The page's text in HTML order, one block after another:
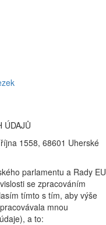
ÚDAJŮ
1558, 68601 Uherské
parlamentu a Rady EU
se zpracováním
tímto s tím, aby výše
mnou
a to: